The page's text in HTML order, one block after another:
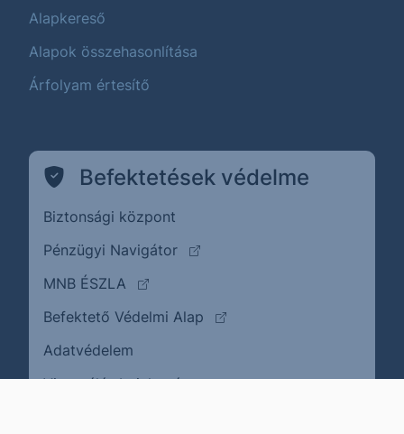
Alapkereső
Alapok összehasonlítása
Árfolyam értesítő
Befektetések védelme
Biztonsági központ
Pénzügyi Navigátor
(külső oldalra ugrik)
MNB ÉSZLA
(külső oldalra ugrik)
Befektető Védelmi Alap
(külső oldalra ugrik)
Adatvédelem
Visszaélés bejelentése(külső oldalra ugrik)